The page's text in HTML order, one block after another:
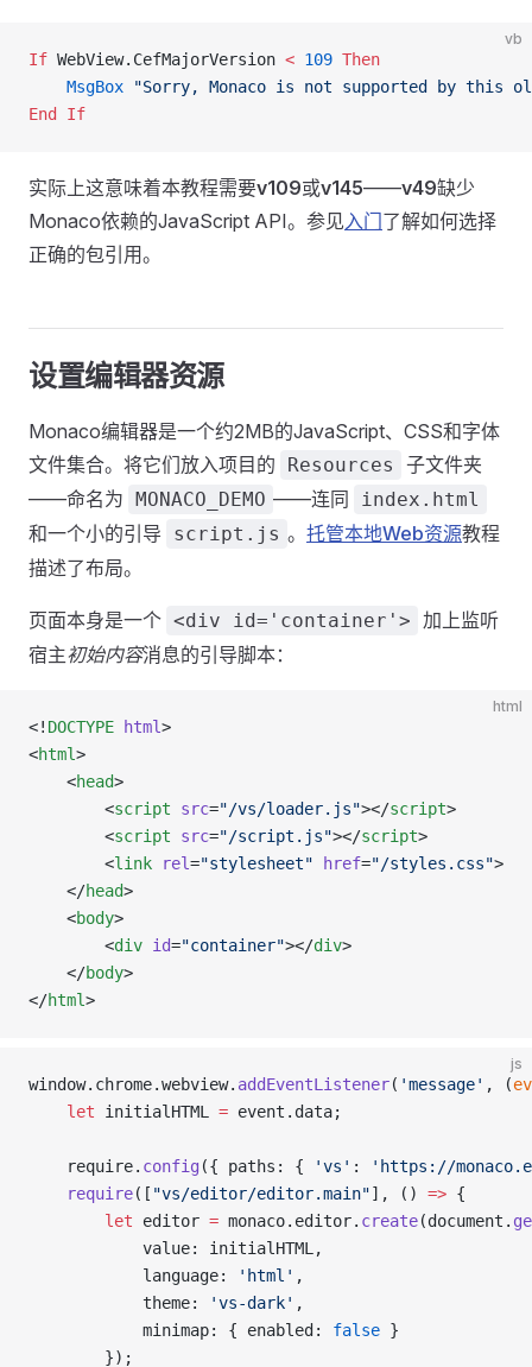
vb
If WebView.CefMajorVersion < 109 Then
    MsgBox
"Sorry, Monaco is not supported by this
End If
实际上这意味着本教程需要v109或v145——v49缺少
Monaco依赖的JavaScript API。参见 入门了解如何选择
正确的包引用。
设置编辑器资源
Monaco编辑器是一个约2MB的JavaScript、CSS和字体
文件集合。将它们放入项目的
Resources
子文件夹
——命名为 MONACO_DEMO ——连同 index.html
和一个小的引导 script.js 。 托管本地Web资源教程
描述了布局。
页面本身是一个 <div id='container'> 加上监听
宿主初始内容消息的引导脚本：
html
<! DOCTYPE html>
<html>
    <
head>
        <
script src="/vs/loader.js"></script>
        <
script src="/script.js"></script>
        <
link rel="stylesheet" href="/styles.css">
    </
head>
    <
body>
        <
div id="container"></div>
    </
body>
</html>
js
window.chrome.webview. addEventListener( 'message' , (
    let
initialHTML = event.data;
    require.
config ({ paths: { 'vs' :
'https://
    require
([ "vs/editor/editor.main"], () => {
        let
editor = monaco.editor. create(document.
            value: initialHTML,
            language:
'html' ,
            theme:
'vs-dark' ,
            minimap: { enabled:
false }
        });